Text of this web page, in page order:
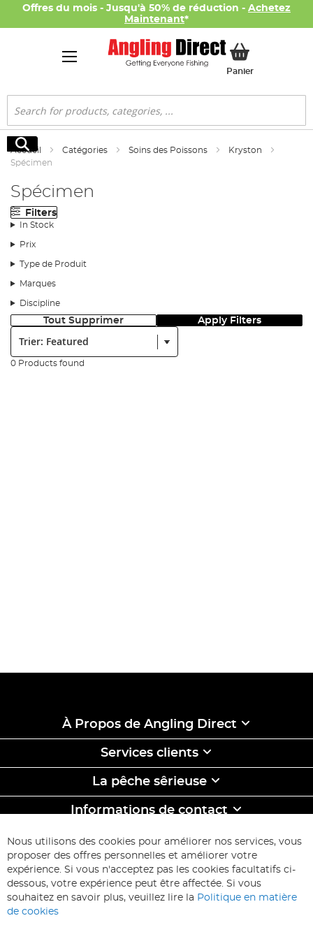
Offres du mois - Jusqu'à 50% de réduction - Achetez
Maintenant*
PanierMon panier
Rechercher
Rechercher
Accueil Catégories Soins des Poissons
Kryston
Spécimen
Spécimen
Filters
In Stock
Prix
Type de Produit
Marques
Discipline
Tout Supprimer Apply Filters
0 Products found
À Propos de Angling Direct
Services clients
La pêche sêrieuse
Informations de contact
ABONNEZ-VOUS & ECONOMISEZ
Inscription
à
d’information
:
Inscription
Nous utilisons des cookies pour améliorer nos services, vous
proposer des offres personnelles et améliorer votre
expérience. Si vous n'acceptez pas les cookies facultatifs ci-
dessous, votre expérience peut être affectée. Si vous
souhaitez en savoir plus, veuillez lire la Politique en matière
de cookies